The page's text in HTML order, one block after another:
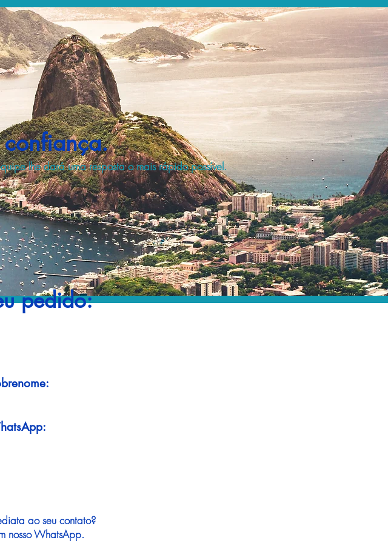
lhe dará uma resposta o mais rápido possível.
pedido:
ao seu contato?
nosso WhatsApp.